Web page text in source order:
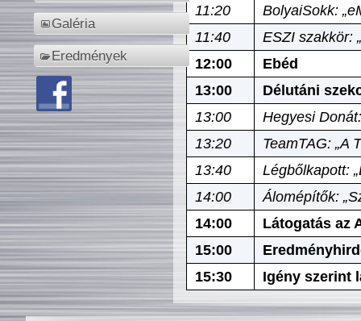
Galéria
Eredmények
11:20
BolyaiSokk:
11:40
ESZI szakkör:
12:00
Ebéd
13:00
Délutáni
13:00
Hegyesi
13:20
TeamTAG: „A
13:40
Légbőlkapott:
14:00
Álomépítők:
14:00
Látogatás az
15:00
15:30
Igény szerint